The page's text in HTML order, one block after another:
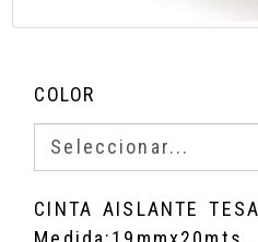
COLOR
CINTA AISLANTE